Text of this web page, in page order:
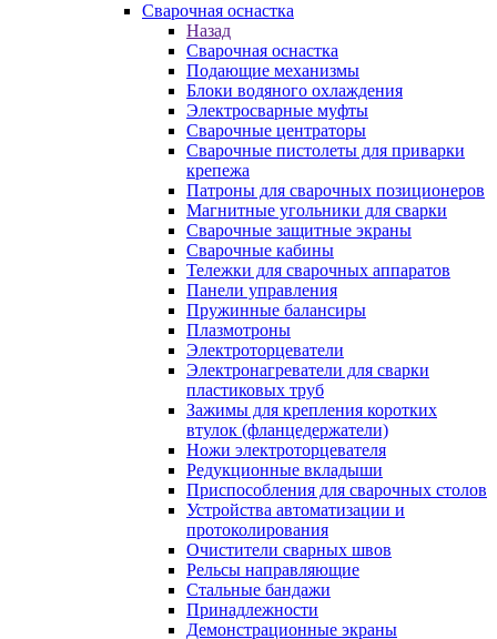
Сварочная оснастка
Назад
Сварочная оснастка
Подающие механизмы
Блоки водяного охлаждения
Электросварные муфты
Сварочные центраторы
Сварочные пистолеты для приварки
крепежа
Патроны для сварочных позиционеров
Магнитные угольники для сварки
Сварочные защитные экраны
Сварочные кабины
Тележки для сварочных аппаратов
Панели управления
Пружинные балансиры
Плазмотроны
Электроторцеватели
Электронагреватели для сварки
пластиковых труб
Зажимы для крепления коротких
втулок (фланцедержатели)
Ножи электроторцевателя
Редукционные вкладыши
Приспособления для сварочных столов
Устройства автоматизации и
протоколирования
Очистители сварных швов
Рельсы направляющие
Стальные бандажи
Принадлежности
Демонстрационные экраны